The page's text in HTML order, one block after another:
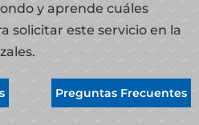
y aprende cuáles
solicitar este servicio en la
Preguntas Frecuentes